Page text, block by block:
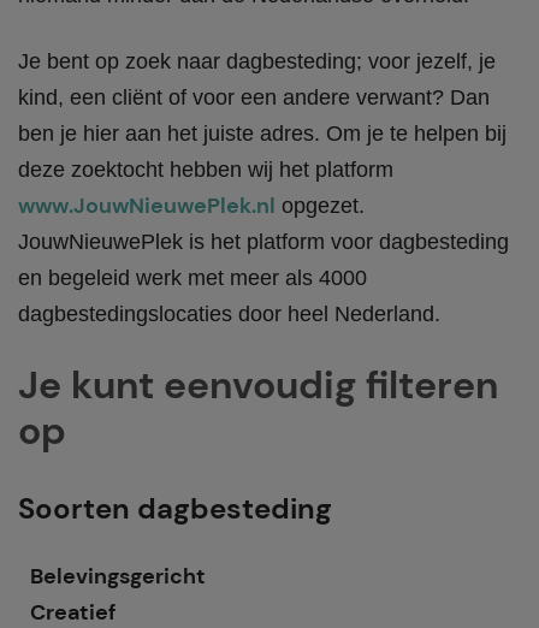
Je bent op zoek naar dagbesteding; voor jezelf, je
kind, een cliënt of voor een andere verwant? Dan
ben je hier aan het juiste adres. Om je te helpen bij
deze zoektocht hebben wij het platform
www.JouwNieuwePlek.nl opgezet.
JouwNieuwePlek is het platform voor dagbesteding
en begeleid werk met meer als 4000
dagbestedingslocaties door heel Nederland.
Je kunt eenvoudig filteren
op
Soorten dagbesteding
Belevingsgericht
Creatief